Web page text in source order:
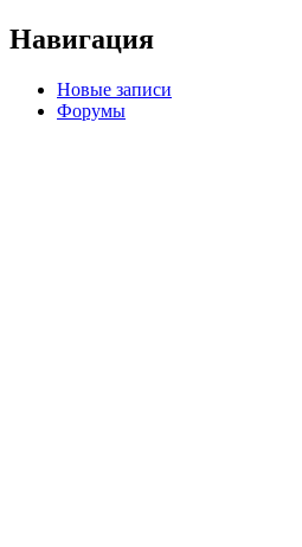
Навигация
Новые записи
Форумы